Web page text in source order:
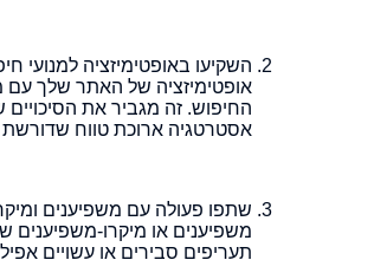
אופטימיזציה של האתר שלך עם
החיפוש. זה מגביר את
אסטרטגיה ארוכת טווח
שתפו פעולה עם משפיענים
משפיענים או מיקרו-משפיענים
תעריפים סבירים או עשויים